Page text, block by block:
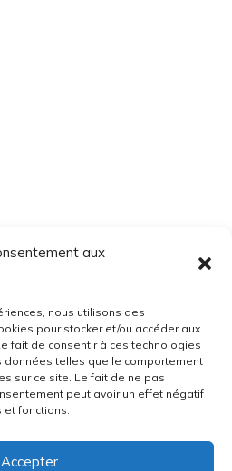
aux
nous utilisons des
pour stocker et/ou accéder aux
fait de consentir à ces technologies
telles que le comportement
sur ce site. Le fait de ne pas
peut avoir un effet négatif
et fonctions.
Accepter